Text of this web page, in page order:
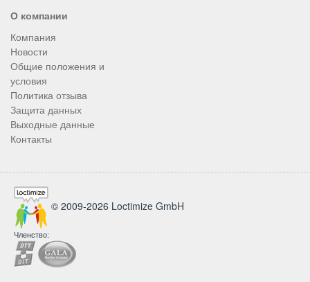
О компании
Компания
Новости
Общие положения и
условия
Политика отзыва
Защита данных
Выходные данные
Контакты
© 2009-2026 Loctimize GmbH
Членство: